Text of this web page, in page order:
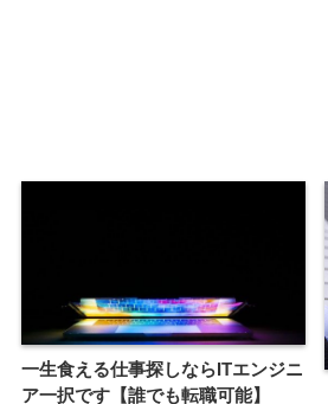
一生食える仕事探しならITエンジニ
ア一択です【誰でも転職可能】